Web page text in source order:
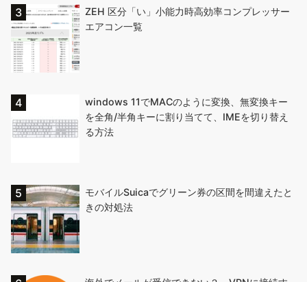
ZEH 区分「い」小能力時高効率コンプレッサー
エアコン一覧
windows 11でMACのように変換、無変換キー
を全角/半角キーに割り当てて、IMEを切り替え
る方法
モバイルSuicaでグリーン券の区間を間違えたと
きの対処法